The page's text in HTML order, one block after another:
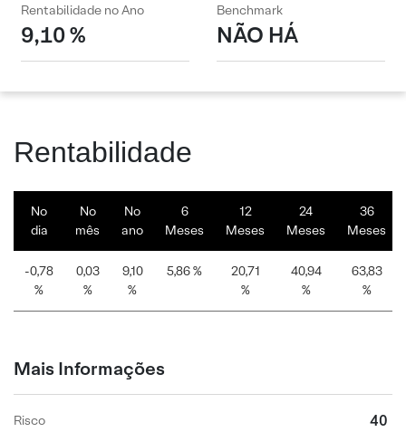
Rentabilidade no Ano
9,10 %
Benchmark
NÃO HÁ
Rentabilidade
No
dia
No
mês
No
ano
6
Meses
12
Meses
24
Meses
36
Meses
-0,78
%
0,03
%
9,10
%
5,86 %
20,71
%
40,94
%
63,83
%
Mais Informações
Risco 40